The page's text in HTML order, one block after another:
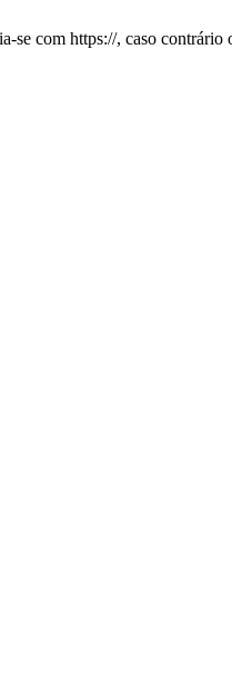
se com https://, caso contrário